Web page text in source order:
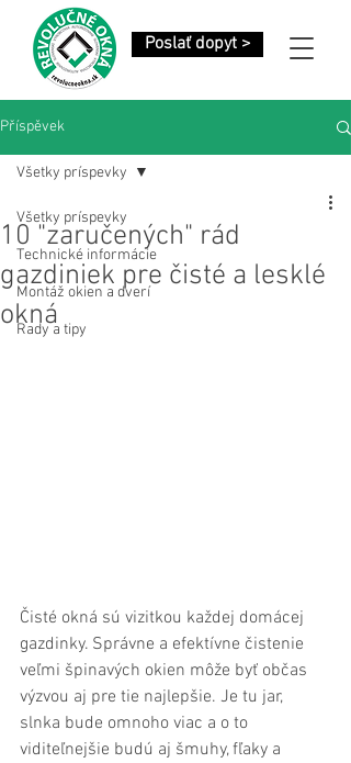
Poslať dopyt >
Příspěvek
Všetky príspevky
Technické informácie
Montáž okien a dverí
Rady a tipy
Všetky príspevky
10 "zaručených" rád
gazdiniek pre čisté a lesklé
okná
Čisté okná sú vizitkou každej domácej
gazdinky. Správne a efektívne čistenie
veľmi špinavých okien môže byť občas
výzvou aj pre tie najlepšie. Je tu jar,
slnka bude omnoho viac a o to
viditeľnejšie budú aj šmuhy, fľaky a